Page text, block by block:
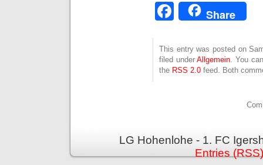
Facebook
Share
This entry was posted on
filed underAllgemein. You
the RSS 2.0 feed. Both
LG Hohenlohe - 1. FC
Entries (RSS)